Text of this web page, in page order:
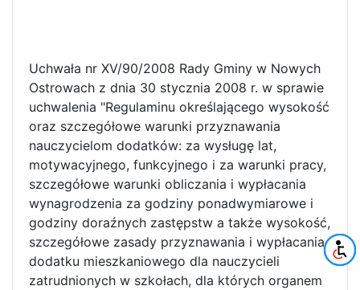
Uchwała nr XV/90/2008 Rady Gminy w Nowych
Ostrowach z dnia 30 stycznia 2008 r. w sprawie
uchwalenia "Regulaminu określającego wysokość
oraz szczegółowe warunki przyznawania
nauczycielom dodatków: za wysługę lat,
motywacyjnego, funkcyjnego i za warunki pracy,
szczegółowe warunki obliczania i wypłacania
wynagrodzenia za godziny ponadwymiarowe i
godziny doraźnych zastępstw a także wysokość,
szczegółowe zasady przyznawania i wypłacania
dodatku mieszkaniowego dla nauczycieli
zatrudnionych w szkołach, dla których organem